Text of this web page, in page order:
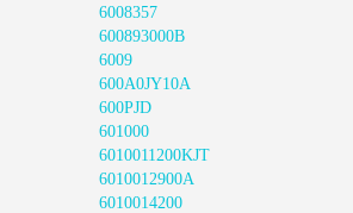
6008357
600893000B
6009
600A0JY10A
600PJD
601000
6010011200KJT
6010012900A
6010014200